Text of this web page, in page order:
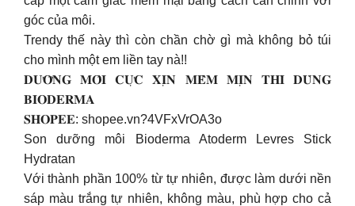
góc của môi.
Trendy thế này thì còn chần chờ gì mà không bỏ túi
cho mình một em liền tay nà!!
𝐃𝐔̛𝐎̛̃𝐍𝐆 𝐌𝐎̂𝐈 𝐂𝐔̛̣𝐂 𝐗𝐈̣𝐍 𝐌𝐄̂̀𝐌 𝐌𝐈̣𝐍 𝐓𝐇𝐈̀ 𝐃𝐔̀𝐍𝐆
𝐁𝐈𝐎𝐃𝐄𝐑𝐌𝐀
𝐒𝐇𝐎𝐏𝐄𝐄: shopee.vn?4VFxVrOA3o
Son dưỡng môi Bioderma Atoderm Levres Stick
Hydratan
Với thành phần 100% từ tự nhiên, được làm dưới nền
sáp màu trắng tự nhiên, không màu, phù hợp cho cả